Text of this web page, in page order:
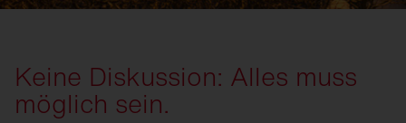
Keine Diskussion: Alles muss
möglich sein.